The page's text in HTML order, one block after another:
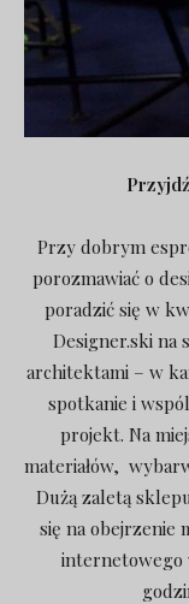
Przy dobrym
porozmawiać o
poradzić się w
Designer.ski na
architektami – w
spotkanie i
projekt. Na
materiałów,
Dużą zaletą
się na obejrzenie
internetowego